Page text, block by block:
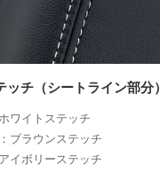
ッチ（シートライン部分）
ワイトステッチ
ブラウンステッチ
イボリーステッチ